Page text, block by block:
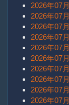
2026年07
2026年07
2026年07
2026年07
2026年07
2026年07
2026年07
2026年07
2026年07
2026年07